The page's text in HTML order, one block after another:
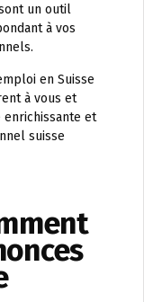
un outil
à vos
en Suisse
à vous et
et
suisse